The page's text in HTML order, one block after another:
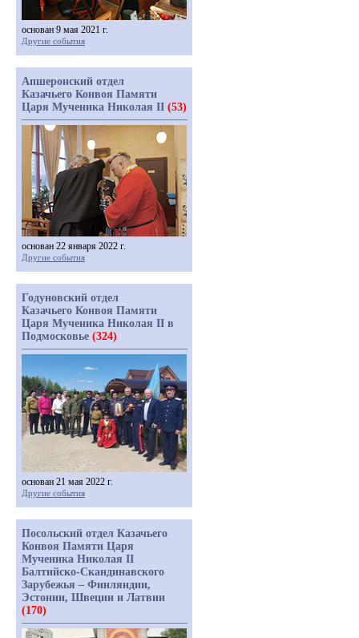
основан 9 мая 2021 г.
Другие события
Апшеронский отдел
Казачьего Конвоя Памяти
Царя Мученика Николая II (53)
основан 22 января 2022 г.
Другие события
Годуновский отдел
Казачьего Конвоя Памяти
Царя Мученика Николая II в
Подмосковье (324)
основан 21 мая 2022 г.
Другие события
Посольский отдел Казачьего
Конвоя Памяти Царя
Мученика Николая II
Балтийско-Скандинавского
Зарубежья – Финляндии,
Эстонии, Швеции и Латвии
(170)